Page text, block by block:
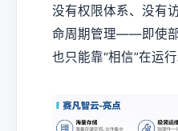
没有权限体系、没有
命周期管理——即使部
也只能靠“相信”在运行